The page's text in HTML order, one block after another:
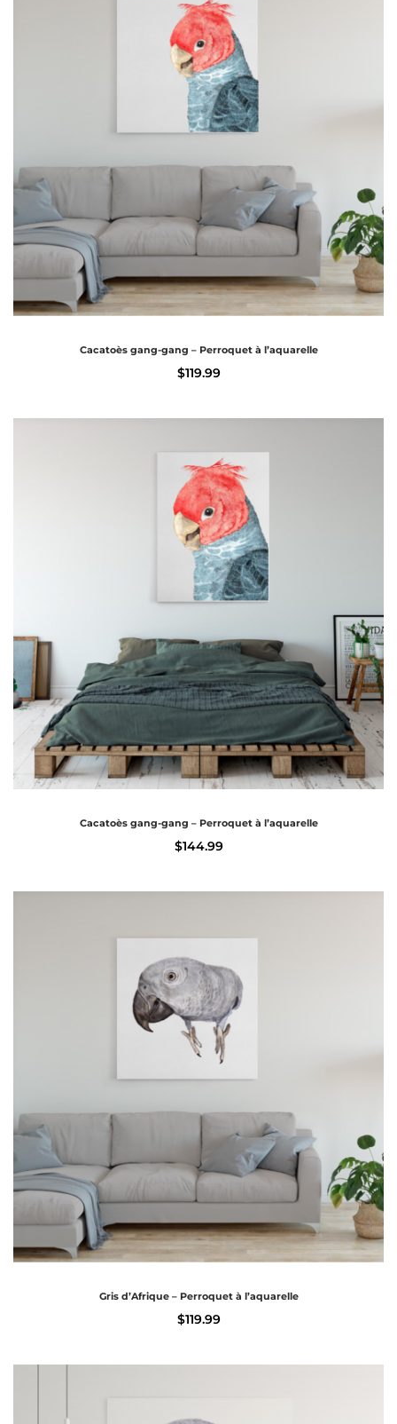
Cacatoès gang-gang – Perroquet à l’aquarelle
$119.99
Cacatoès gang-gang – Perroquet à l’aquarelle
$144.99
Gris d’Afrique – Perroquet à l’aquarelle
$119.99